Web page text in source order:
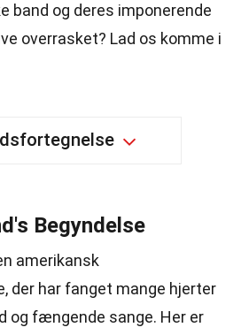
band og deres imponerende
overrasket? Lad os komme i
Begyndelse
amerikansk
der har fanget mange hjerter
og fængende sange. Her er